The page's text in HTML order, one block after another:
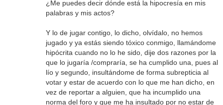
¿Me puedes decir dónde está la hipocresía en mis
palabras y mis actos?
Y lo de jugar contigo, lo dicho, olvídalo, no hemos
jugado y ya estás siendo tóxico conmigo, llamándome
hipócrita cuando no lo he sido, dije dos razones por la
que lo jugaría /compraría, se ha cumplido una, pues al
lío y segundo, insultándome de forma subrepticia al
votar y estar de acuerdo con lo que me han dicho, en
vez de reportar a alguien, que ha incumplido una
norma del foro y que me ha insultado por no estar de